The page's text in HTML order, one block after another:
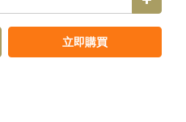
立即購買